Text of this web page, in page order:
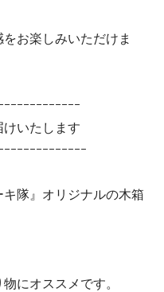
お楽しみいただけま
ｰｰｰｰｰｰｰｰｰｰｰ
いたします
ｰｰｰｰｰｰｰｰｰｰｰｰ
隊』オリジナルの木箱
にオススメです。